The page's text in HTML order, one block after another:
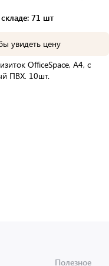
На складе: 71 шт
увидеть цену
OfficeSpace, А4, с
ПВХ, 10шт.
Полезное